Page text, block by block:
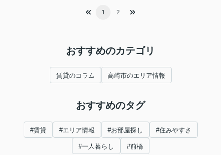
1 2
おすすめのカテゴリ
賃貸のコラム 高崎市のエリア情報
おすすめのタグ
#賃貸 #エリア情報 #お部屋探し #住みやすさ
#一人暮らし #前橋